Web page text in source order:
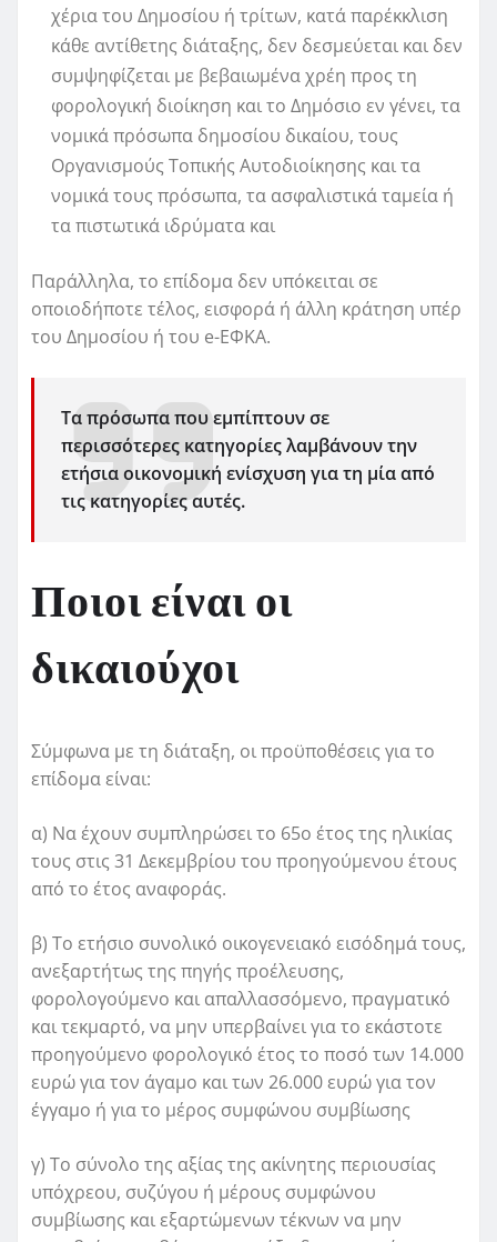
χέρια του Δημοσίου ή τρίτων, κατά παρέκκλιση
κάθε αντίθετης διάταξης, δεν δεσμεύεται και δεν
συμψηφίζεται με βεβαιωμένα χρέη προς τη
φορολογική διοίκηση και το Δημόσιο εν γένει, τα
νομικά πρόσωπα δημοσίου δικαίου, τους
Οργανισμούς Τοπικής Αυτοδιοίκησης και τα
νομικά τους πρόσωπα, τα ασφαλιστικά ταμεία ή
τα πιστωτικά ιδρύματα και
Παράλληλα, το επίδομα δεν υπόκειται σε
οποιοδήποτε τέλος, εισφορά ή άλλη κράτηση υπέρ
του Δημοσίου ή του e-ΕΦΚΑ.
Τα πρόσωπα που εμπίπτουν σε
περισσότερες κατηγορίες λαμβάνουν την
ετήσια οικονομική ενίσχυση για τη μία από
τις κατηγορίες αυτές.
Ποιοι είναι οι
δικαιούχοι
Σύμφωνα με τη διάταξη, οι προϋποθέσεις για το
επίδομα είναι:
α) Να έχουν συμπληρώσει το 65ο έτος της ηλικίας
τους στις 31 Δεκεμβρίου του προηγούμενου έτους
από το έτος αναφοράς.
β) Το ετήσιο συνολικό οικογενειακό εισόδημά τους,
ανεξαρτήτως της πηγής προέλευσης,
φορολογούμενο και απαλλασσόμενο, πραγματικό
και τεκμαρτό, να μην υπερβαίνει για το εκάστοτε
προηγούμενο φορολογικό έτος το ποσό των 14.000
ευρώ για τον άγαμο και των 26.000 ευρώ για τον
έγγαμο ή για το μέρος συμφώνου συμβίωσης
γ) Το σύνολο της αξίας της ακίνητης περιουσίας
υπόχρεου, συζύγου ή μέρους συμφώνου
συμβίωσης και εξαρτώμενων τέκνων να μην